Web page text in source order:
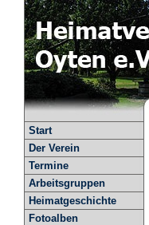
Start
Der Verein
Termine
Arbeitsgruppen
Heimatgeschichte
Fotoalben